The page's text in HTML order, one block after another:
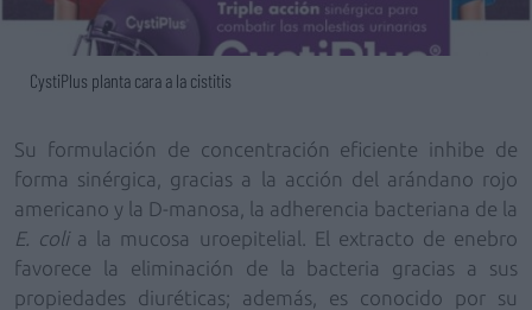
CystiPlus planta cara a la cistitis
Su formulación de concentración eficiente inhibe de
forma sinérgica, gracias a la acción del arándano rojo
americano y la D-manosa, la adherencia bacteriana de la
E. colia la mucosa uroepitelial. El extracto de enebro
favorece la eliminación de la bacteria gracias a sus
propiedades diuréticas; además, es conocido por su